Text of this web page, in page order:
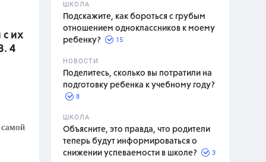
Л.С.,
ШКОЛА
Подскажите, как бороться с грубым
отношением одноклассников к моему
ребенку?
15
НОВОСТИ
Поделитесь, сколько вы потратили на
подготовку ребенка к учебному году?
8
ШКОЛА
Объясните, это правда, что родители
теперь будут информироваться о
снижении успеваемости в школе?
3
с их
4